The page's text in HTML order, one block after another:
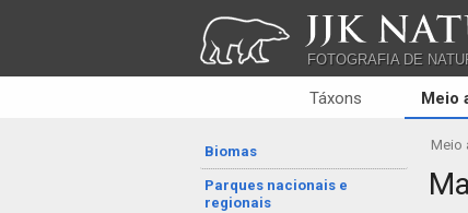
JJK
FOTOGRAFIA DE
Táxons Meio
Biomas
Parques nacionais e
regionais
Meio